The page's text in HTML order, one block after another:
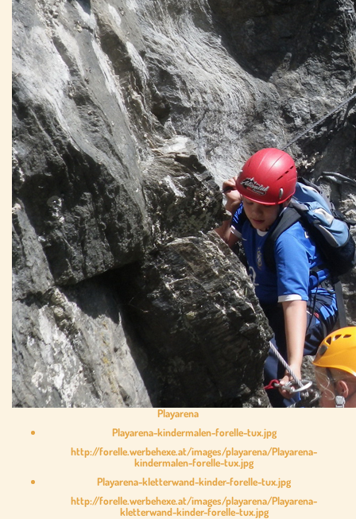
Playarena
Playarena-kindermalen-forelle-tux.jpg
http://forelle.werbehexe.at/images/playarena/Playarena-
kindermalen-forelle-tux.jpg
Playarena-kletterwand-kinder-forelle-tux.jpg
http://forelle.werbehexe.at/images/playarena/Playarena-
kletterwand-kinder-forelle-tux.jpg